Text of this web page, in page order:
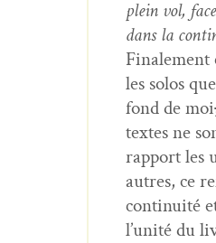
plein vol,
dans la
Finale­ment
les solos
fond de moi
textes ne
rap­port les
autres, ce
con­ti­nu­ité
l’unité du